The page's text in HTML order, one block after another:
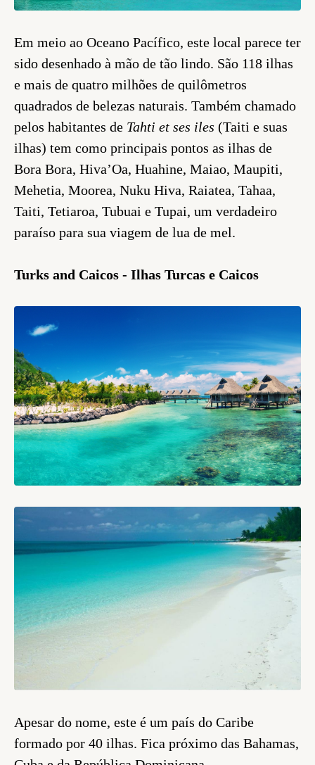
Em meio ao Oceano Pacífico, este local parece ter
sido desenhado à mão de tão lindo. São 118 ilhas
e mais de quatro milhões de quilômetros
quadrados de belezas naturais. Também chamado
pelos habitantes de Tahti et ses iles (Taiti e suas
ilhas) tem como principais pontos as ilhas de
Bora Bora, Hiva’Oa, Huahine, Maiao, Maupiti,
Mehetia, Moorea, Nuku Hiva, Raiatea, Tahaa,
Taiti, Tetiaroa, Tubuai e Tupai, um verdadeiro
paraíso para sua viagem de lua de mel.
Turks and Caicos - Ilhas Turcas e Caicos
Apesar do nome, este é um país do Caribe
formado por 40 ilhas. Fica próximo das Bahamas,